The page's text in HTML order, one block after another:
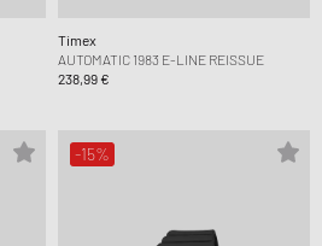
Timex
AUTOMATIC 1983 E-LINE REISSUE
238,99 €
-15%